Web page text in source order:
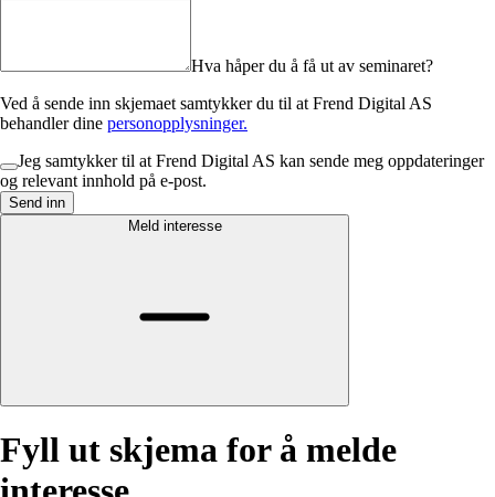
Hva håper du å få ut av seminaret?
Ved å sende inn skjemaet samtykker du til at Frend Digital AS
behandler dine personopplysninger.
Jeg samtykker til at Frend Digital AS kan sende meg oppdateringer
og relevant innhold på e-post.
Send inn
Meld interesse
Fyll ut skjema for å melde